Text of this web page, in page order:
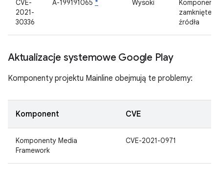
CVE-
2021-
30336
A-199191065 * Wysoki
Komponent
źródła
Aktualizacje systemowe Google Play
Komponenty projektu Mainline obejmują te problemy:
Komponent CVE
Komponenty Media
Framework
CVE-2021-0971